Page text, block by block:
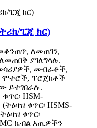
ፒጂ ክር)
ለመጠገን,
ያገለግላሉ.
መብራቶች,
ሞተሮች, ፕሮጀክቶች
ይተገበራሉ.
HSM-
ቁጥር፡ HSMS-
ቁጥር፡
ኬብል እጢዎችን